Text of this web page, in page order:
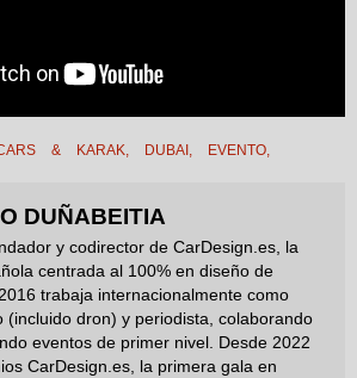
& KARAK, DUBAI , EVENTO,
DUÑABEITIA
y codirector de CarDesign.es, la
centrada al 100% en diseño de
trabaja internacionalmente como
(incluido dron) y periodista, colaborando
eventos de primer nivel. Desde 2022
CarDesign.es, la primera gala en